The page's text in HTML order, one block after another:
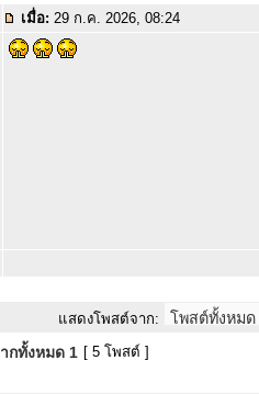
เมื่อ: 29 ก.ค. 2026, 08:24
แสดงโพสต์จาก:
กทั้งหมด 1 [ 5 โพสต์ ]